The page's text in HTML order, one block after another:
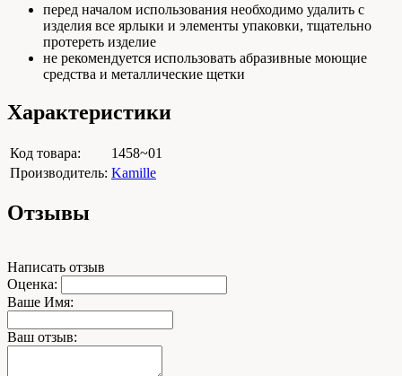
перед началом использования необходимо удалить с
изделия все ярлыки и элементы упаковки, тщательно
протереть изделие
не рекомендуется использовать абразивные моющие
средства и металлические щетки
Характеристики
Код товара:
1458~01
Производитель: Kamille
Отзывы
Написать отзыв
Оценка:
Ваше Имя:
Ваш отзыв: